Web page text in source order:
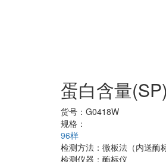
蛋白含量
货号： G0418W
规格：
96样
检测方法： 微板法（内送酶
检测仪器： 酶标仪